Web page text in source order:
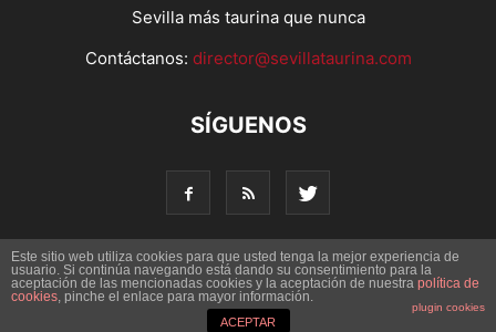
Sevilla más taurina que nunca
Contáctanos: director@sevillataurina.com
SÍGUENOS
© Copyright 2016 - Sevilla Taurina. Todos los derechos
reservados | Desarrollado por
Este sitio web utiliza cookies para que usted tenga la mejor experiencia de
usuario. Si continúa navegando está dando su consentimiento para la
aceptación de las mencionadas cookies y la aceptación de nuestra política de
cookies, pinche el enlace para mayor información.
plugin cookies
ACEPTAR